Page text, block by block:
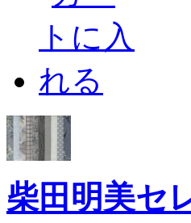
柴田明美セ